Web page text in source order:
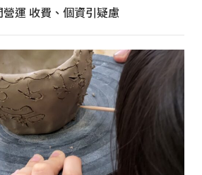
運 收費、個資引疑慮